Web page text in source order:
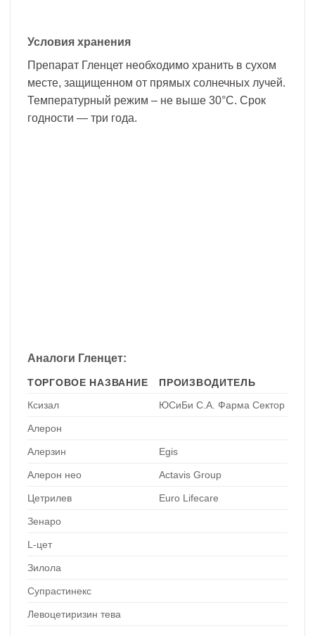
Условия хранения
Препарат Гленцет необходимо хранить в сухом
месте, защищенном от прямых солнечных лучей.
Температурный режим – не выше 30°С. Срок
годности — три года.
Аналоги Гленцет:
ТОРГОВОЕ НАЗВАНИЕ
ПРОИЗВОДИТЕЛЬ
Ксизал
ЮСиБи С.А. Фарма Сектор
Алерон
Алерзин Egis
Алерон нео Actavis Group
Цетрилев Euro Lifecare
Зенаро
L-цет
Зилола
Супрастинекс
Левоцетиризин тева